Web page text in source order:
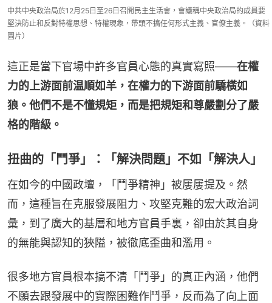
中共中央政治局於12月25日至26日召開民主生活會，會議稱中央政治局的成員要
堅決防止和反對特權思想、特權現象，帶頭不搞任何形式主義、官僚主義。（資料
圖片）
這正是當下官場中許多官員心態的真實寫照——在權
力的上游面前温順如羊，在權力的下游面前驕橫如
狼。他們不是不懂規矩，而是把規矩和尊嚴劃分了嚴
格的階級。
扭曲的「鬥爭」：「解決問題」不如「解決人」
在如今的中國政壇，「鬥爭精神」被屢屢提及。然
而，這種旨在克服發展阻力、攻堅克難的宏大政治詞
彙，到了廣大的基層和地方官員手裏，卻由於其自身
的無能與認知的狹隘，被徹底歪曲和濫用。
很多地方官員根本搞不清「鬥爭」的真正內涵，他們
不願去跟發展中的實際困難作鬥爭，反而為了向上面